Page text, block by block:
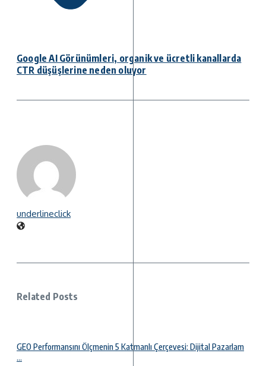
Google AI Görünümleri, organik ve ücretli kanallarda
CTR düşüşlerine neden oluyor
underlineclick
Related Posts
GEO Performansını Ölçmenin 5 Katmanlı Çerçevesi: Dijital Pazarlam
...